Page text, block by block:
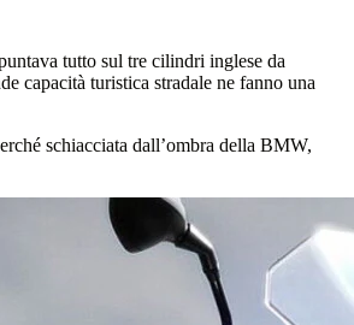
tutto sul tre cilindri inglese da
capacità turistica stradale ne fanno una
schiacciata dall’ombra della BMW,